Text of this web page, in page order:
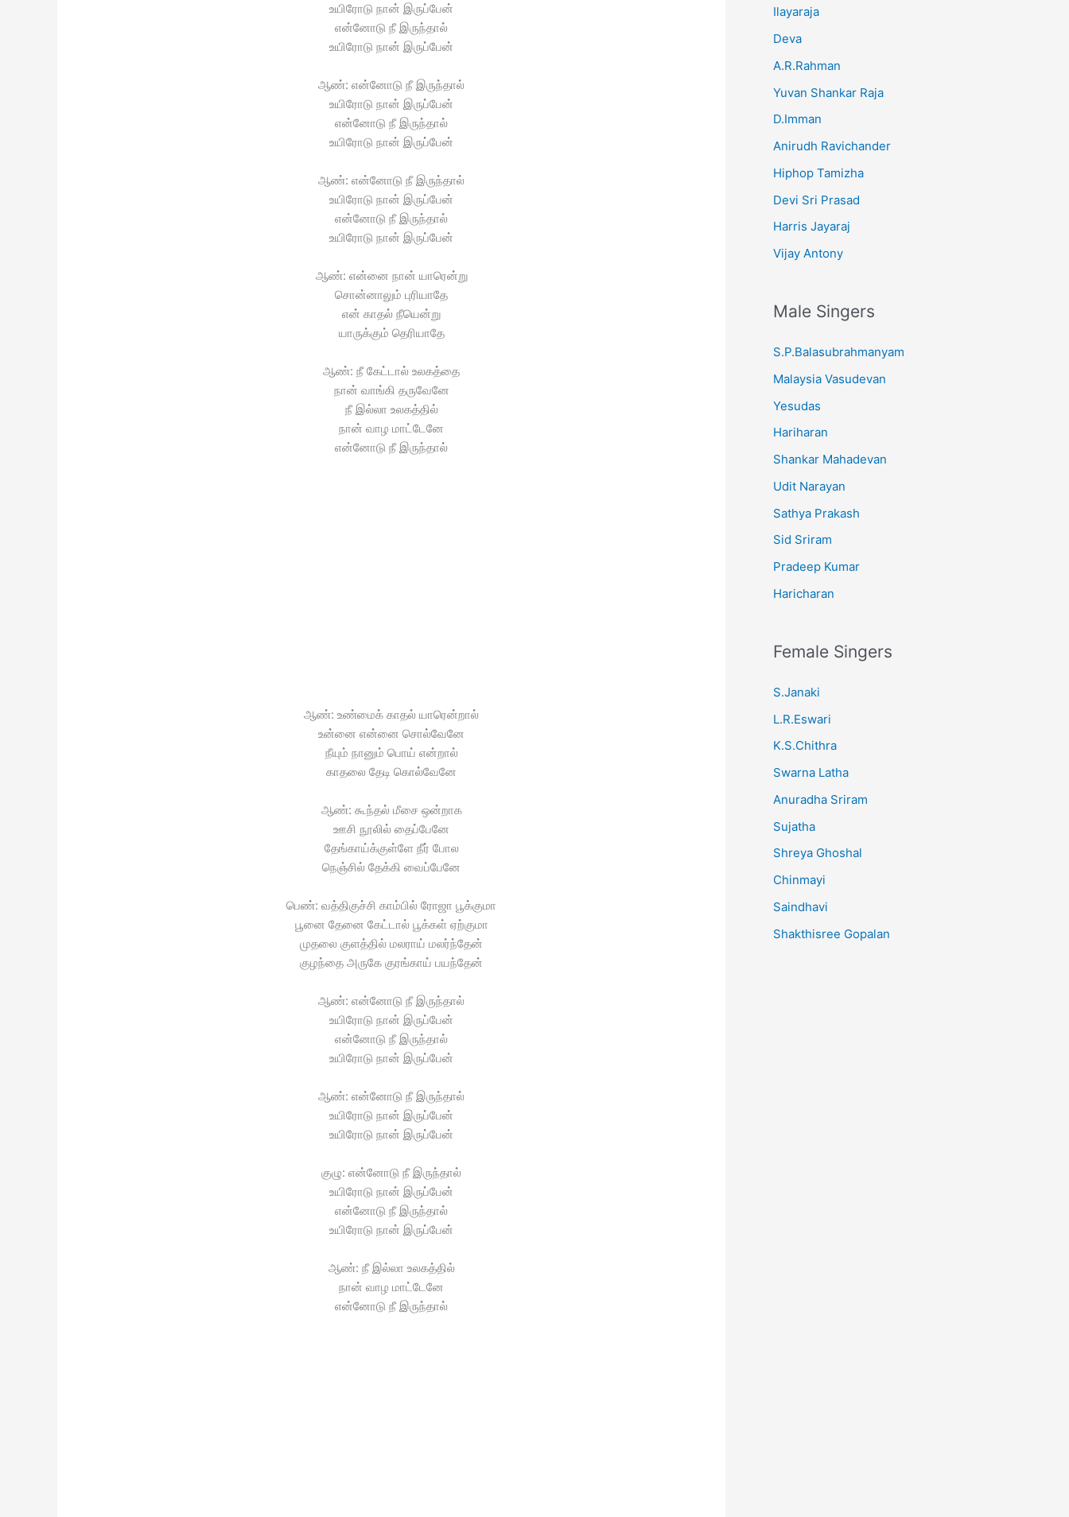
உயிரோடு நான் இருப்பேன்
என்னோடு நீ இருந்தால்
உயிரோடு நான் இருப்பேன்
ஆண்: என்னோடு நீ இருந்தால்
உயிரோடு நான் இருப்பேன்
என்னோடு நீ இருந்தால்
உயிரோடு நான் இருப்பேன்
ஆண்: என்னோடு நீ இருந்தால்
உயிரோடு நான் இருப்பேன்
என்னோடு நீ இருந்தால்
உயிரோடு நான் இருப்பேன்
ஆண்: என்னை நான் யாரென்று
சொன்னாலும் புரியாதே
என் காதல் நீயென்று
யாருக்கும் தெரியாதே
ஆண்: நீ கேட்டால் உலகத்தை
நான் வாங்கி தருவேனே
நீ இல்லா உலகத்தில்
நான் வாழ மாட்டேனே
என்னோடு நீ இருந்தால்
ஆண்: உண்மைக் காதல் யாரென்றால்
உன்னை என்னை சொல்வேனே
நீயும் நானும் பொய் என்றால்
காதலை தேடி கொல்வேனே
ஆண்: கூந்தல் மீசை ஒன்றாக
ஊசி நூலில் தைப்பேனே
தேங்காய்க்குள்ளே நீர் போல
நெஞ்சில் தேக்கி வைப்பேனே
பெண்: வத்திகுச்சி காம்பில் ரோஜா பூக்குமா
பூனை தேனை கேட்டால் பூக்கள் ஏற்குமா
முதலை குளத்தில் மலராய் மலர்ந்தேன்
குழந்தை அருகே குரங்காய் பயந்தேன்
ஆண்: என்னோடு நீ இருந்தால்
உயிரோடு நான் இருப்பேன்
என்னோடு நீ இருந்தால்
உயிரோடு நான் இருப்பேன்
ஆண்: என்னோடு நீ இருந்தால்
உயிரோடு நான் இருப்பேன்
உயிரோடு நான் இருப்பேன்
குழு: என்னோடு நீ இருந்தால்
உயிரோடு நான் இருப்பேன்
என்னோடு நீ இருந்தால்
உயிரோடு நான் இருப்பேன்
ஆண்: நீ இல்லா உலகத்தில்
நான் வாழ மாட்டேனே
என்னோடு நீ இருந்தால்
Ilayaraja
Deva
A.R.Rahman
Yuvan Shankar Raja
D.Imman
Anirudh Ravichander
Hiphop Tamizha
Devi Sri Prasad
Harris Jayaraj
Vijay Antony
Male Singers
S.P.Balasubrahmanyam
Malaysia Vasudevan
Yesudas
Hariharan
Shankar Mahadevan
Udit Narayan
Sathya Prakash
Sid Sriram
Pradeep Kumar
Haricharan
Female Singers
S.Janaki
L.R.Eswari
K.S.Chithra
Swarna Latha
Anuradha Sriram
Sujatha
Shreya Ghoshal
Chinmayi
Saindhavi
Shakthisree Gopalan